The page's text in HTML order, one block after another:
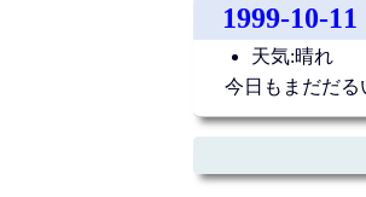
1999-10-
天気:晴れ
今日もまだだる